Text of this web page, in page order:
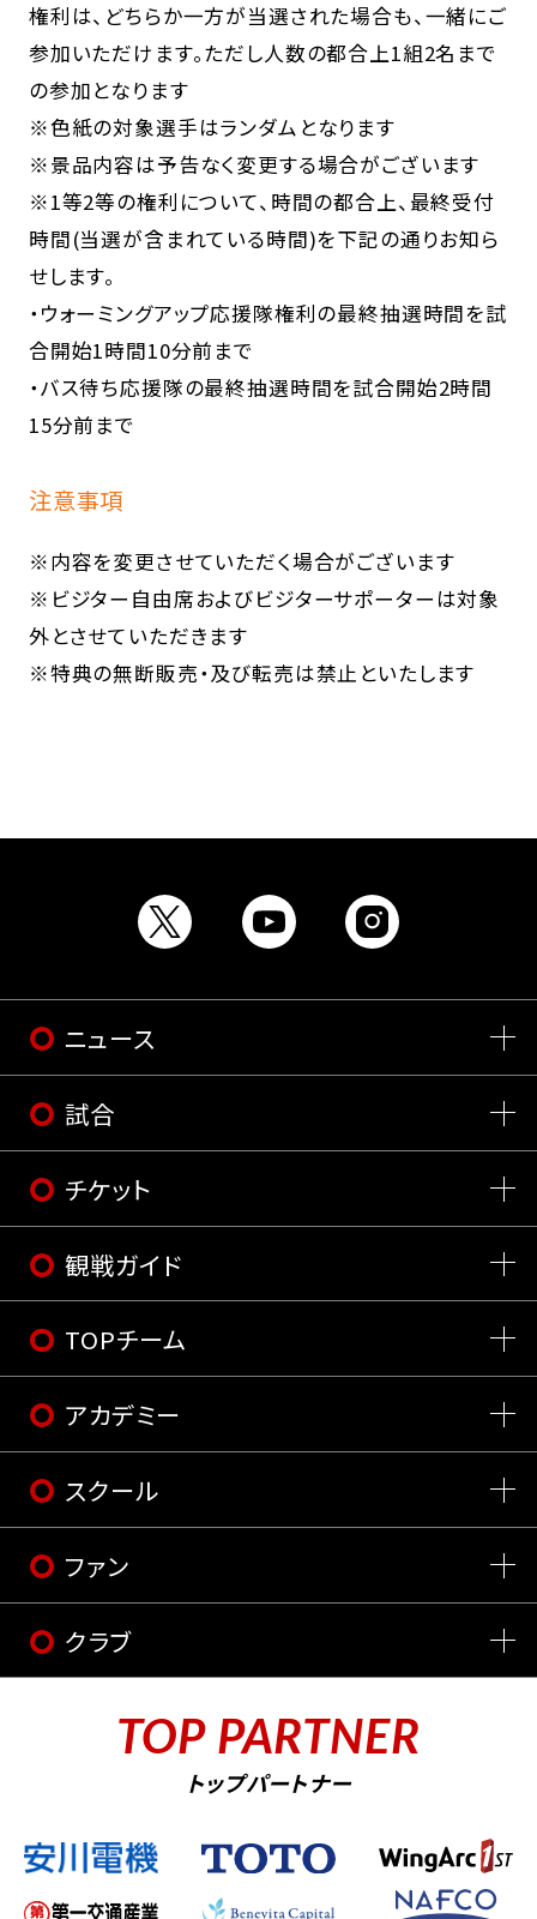
権利は、どちらか一方が当選された場合も、一緒にご
参加いただけます。ただし人数の都合上1組2名まで
の参加となります
※色紙の対象選手はランダムとなります
※景品内容は予告なく変更する場合がございます
※1等2等の権利について、時間の都合上、最終受付
時間(当選が含まれている時間)を下記の通りお知ら
せします。
・ウォーミングアップ応援隊権利の最終抽選時間を試
合開始1時間10分前まで
・バス待ち応援隊の最終抽選時間を試合開始2時間
15分前まで
注意事項
※内容を変更させていただく場合がございます
※ビジター自由席およびビジターサポーターは対象
外とさせていただきます
※特典の無断販売・及び転売は禁止といたします
ニュース
試合
チケット
観戦ガイド
TOPチーム
アカデミー
スクール
ファン
クラブ
TOP PARTNER
トップパートナー